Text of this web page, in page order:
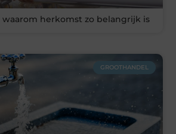
herkomst zo belangrijk is
GROOTHANDEL